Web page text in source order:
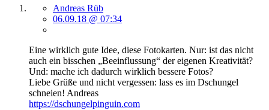
Andreas Rüb
06.09.18 @ 07:34
Eine wirklich gute Idee, diese Fotokarten. Nur: ist das nicht
auch ein bisschen „Beeinflussung“ der eigenen Kreativität?
Und: mache ich dadurch wirklich bessere Fotos?
Liebe Grüße und nicht vergessen: lass es im Dschungel
schneien! Andreas
https://dschungelpinguin.com